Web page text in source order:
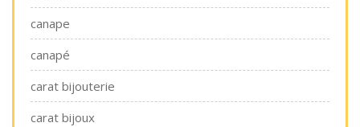
canape
canapé
carat bijouterie
carat bijoux